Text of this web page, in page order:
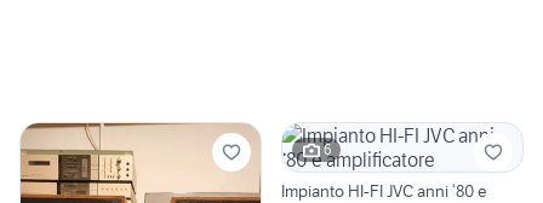
6
Impianto HI-FI JVC anni ‘80 e